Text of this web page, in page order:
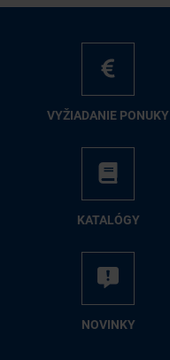
VY­ŽIA­DA­NIE PO­NU­KY
KA­TA­LÓ­GY
NO­VIN­KY